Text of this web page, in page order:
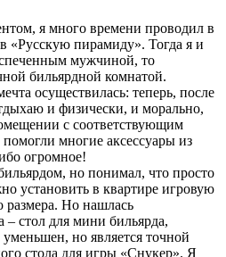
я много времени проводил в
«Русскую пирамиду». Тогда я и
мужчиной, то
бильярдной комнатой.
осуществилась: теперь, после
и физически, и морально,
с соответствующим
многие аксессуары из
огромное!
но понимал, что просто
установить в квартире игровую
размера. Но нашлась
– стол для мини бильярда,
но является точной
стола для игры «Снукер». Я